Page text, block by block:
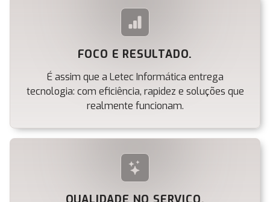
FOCO E RESULTADO.
É assim que a Letec Informática entrega
tecnologia: com eficiência, rapidez e soluções que
realmente funcionam.